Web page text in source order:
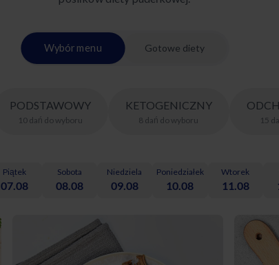
Wybór menu Gotowe diety
PODSTAWOWY
10 dań do wyboru
KETOGENICZNY
8 dań do wyboru 15
Piątek
07.08
Sobota
08.08
Niedziela
09.08
Poniedziałek
10.08
Wtorek
11.08